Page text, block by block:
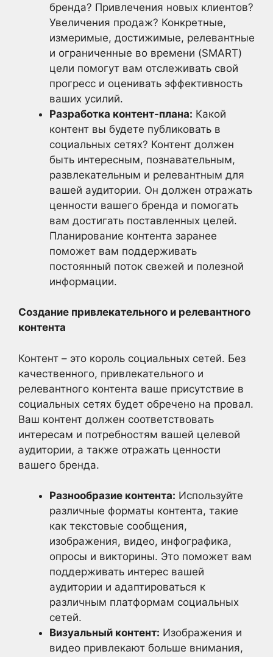
бренда? Привлечения новых клиентов?
Увеличения продаж? Конкретные,
измеримые, достижимые, релевантные
и ограниченные во времени (SMART)
цели помогут вам отслеживать свой
прогресс и оценивать эффективность
ваших усилий.
Разработка контент-плана: Какой
контент вы будете публиковать в
социальных сетях? Контент должен
быть интересным, познавательным,
развлекательным и релевантным для
вашей аудитории. Он должен отражать
ценности вашего бренда и помогать
вам достигать поставленных целей.
Планирование контента заранее
поможет вам поддерживать
постоянный поток свежей и полезной
информации.
Создание привлекательного и релевантного
контента
Контент – это король социальных сетей. Без
качественного, привлекательного и
релевантного контента ваше присутствие в
социальных сетях будет обречено на провал.
Ваш контент должен соответствовать
интересам и потребностям вашей целевой
аудитории, а также отражать ценности
вашего бренда.
Разнообразие контента: Используйте
различные форматы контента, такие
как текстовые сообщения,
изображения, видео, инфографика,
опросы и викторины. Это поможет вам
поддерживать интерес вашей
аудитории и адаптироваться к
различным платформам социальных
сетей.
Визуальный контент: Изображения и
видео привлекают больше внимания,